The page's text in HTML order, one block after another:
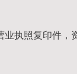
业执照复印件